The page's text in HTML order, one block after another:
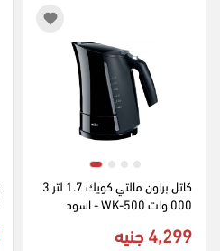
كاتل براون مالتي كويك 1.7 لتر 3
000 وات WK-500 - اسود
4,299 جنيه